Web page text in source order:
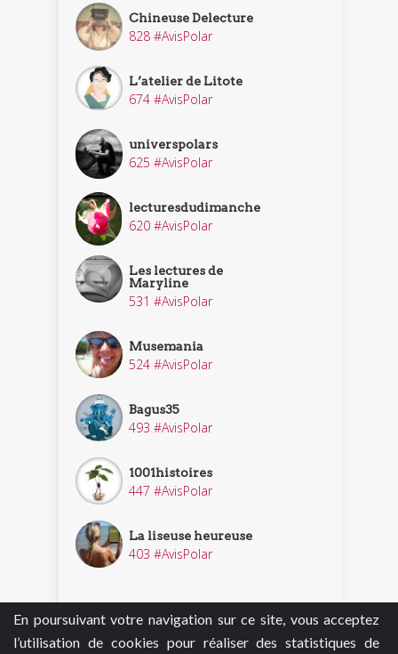
En poursuivant votre navigation sur ce site, vous acceptez
l’utilisation de cookies pour réaliser des statistiques de
Chineuse Delecture
828 #AvisPolar
L’atelier de Litote
674 #AvisPolar
universpolars
625 #AvisPolar
lecturesdudimanche
620 #AvisPolar
Les lectures de
Maryline
531 #AvisPolar
Musemania
524 #AvisPolar
Bagus35
493 #AvisPolar
1001histoires
447 #AvisPolar
La liseuse heureuse
403 #AvisPolar
Découvrir nos enquêteurs